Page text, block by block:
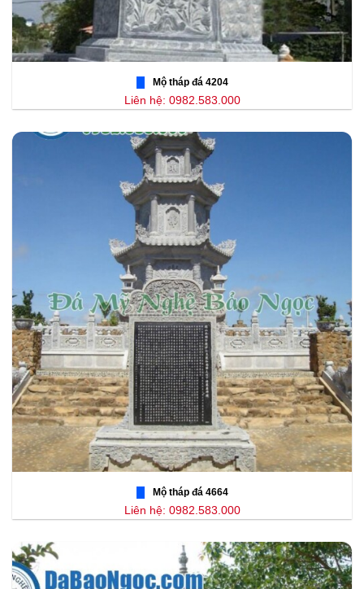
Mộ tháp đá 4204
Liên hệ: 0982.583.000
Mộ tháp đá 4664
Liên hệ: 0982.583.000